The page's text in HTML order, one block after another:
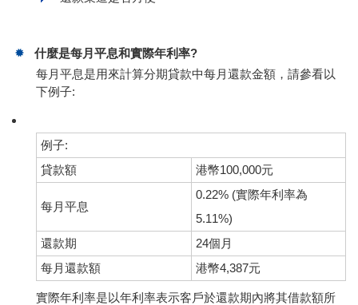
什麼是每月平息和實際年利率?
每月平息是用來計算分期貸款中每月還款金額，請參看以
下例子:
例子:
貸款額
港幣100,000元
每月平息
0.22% (實際年利率為
5.11%)
還款期
24個月
每月還款額
港幣4,387元
實際年利率是以年利率表示客戶於還款期內將其借款額所